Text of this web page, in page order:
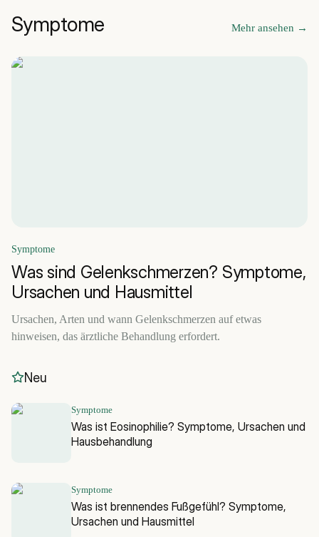
Symptome Mehr ansehen →
Symptome
Was sind Gelenkschmerzen? Symptome,
Ursachen und Hausmittel
Ursachen, Arten und wann Gelenkschmerzen auf etwas
hinweisen, das ärztliche Behandlung erfordert.
Neu
Symptome
Was ist Eosinophilie? Symptome, Ursachen und
Hausbehandlung
Symptome
Was ist brennendes Fußgefühl? Symptome,
Ursachen und Hausmittel